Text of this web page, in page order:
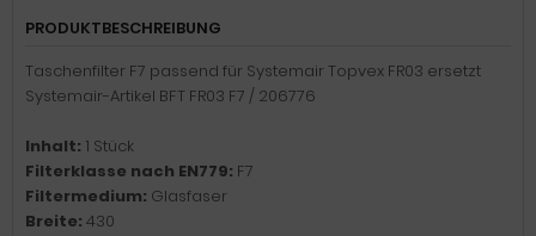
PRODUKTBESCHREIBUNG
Taschenfilter F7 passend für Systemair Topvex FR03 ersetzt
Systemair-Artikel BFT FR03 F7 / 206776
Inhalt: 1 Stück
Filterklasse nach EN779: F7
Filtermedium: Glasfaser
Breite: 430